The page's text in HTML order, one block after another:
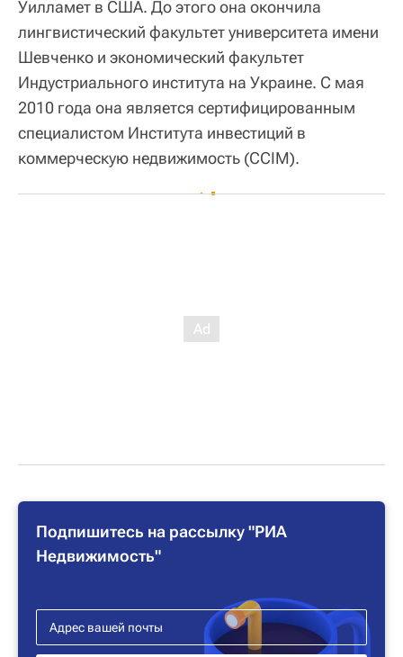
Уилламет в США. До этого она окончила
лингвистический факультет университета имени
Шевченко и экономический факультет
Индустриального института на Украине. С мая
2010 года она является сертифицированным
специалистом Института инвестиций в
коммерческую недвижимость (CCIM).
Подпишитесь на рассылку "РИА
Недвижимость"